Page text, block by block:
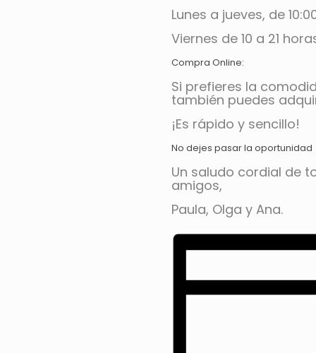
Lunes a jueves, de
Viernes de 10 a 21
Compra Online:
Si prefieres la
también puedes
¡Es rápido y sencillo!
No dejes pasar la oportunidad
Un saludo cordial de
amigos,
Paula, Olga y Ana.